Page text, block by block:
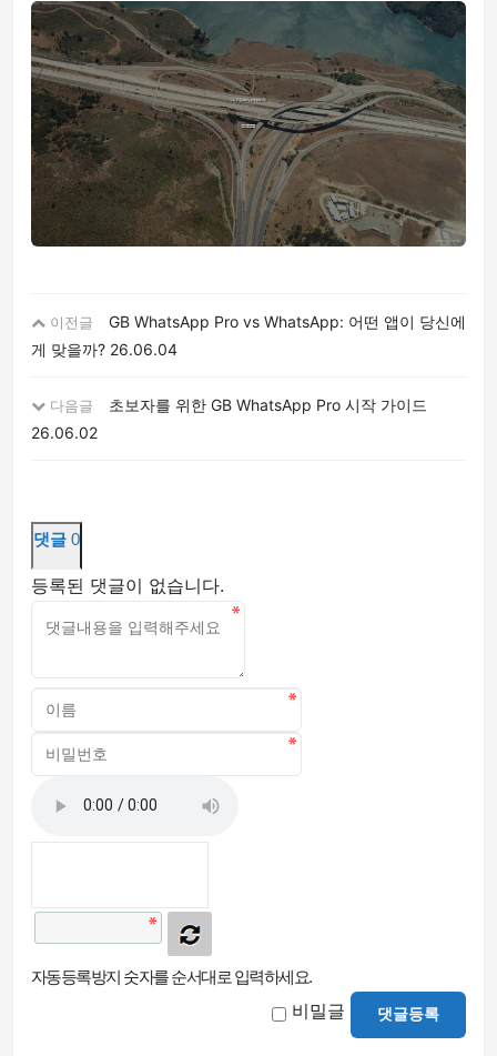
이전글
GB WhatsApp Pro vs WhatsApp: 어떤 앱이 당신에
게 맞을까? 26.06.04
다음글
초보자를 위한 GB WhatsApp Pro 시작 가이드
26.06.02
댓글 0
등록된 댓글이 없습니다.
자동등록방지 숫자를 순서대로 입력하세요.
비밀글 댓글등록